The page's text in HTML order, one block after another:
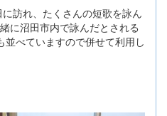
訪れ、たくさんの短歌を詠ん
に沼田市内で詠んだとされる
べていますので併せて利用し